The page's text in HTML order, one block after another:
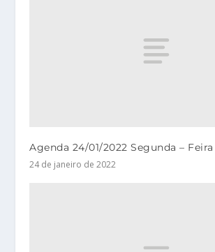
Agenda 24/01/2022 Segunda – Feira
24 de janeiro de 2022